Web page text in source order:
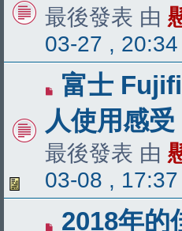
最後發表 由
03-27 , 20:34
富士
人使用感受
最後發表 由
03-08 , 17:37
2018年的